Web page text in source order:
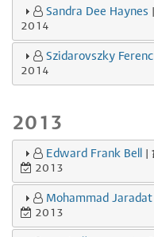
Sandra Dee Haynes
2014
Szidarovszky Ferenc
2014
2013
Edward Frank Bell
2013
Mohammad Jaradat
2013